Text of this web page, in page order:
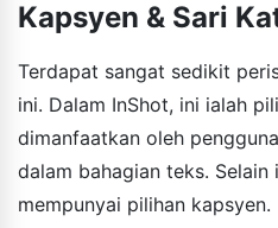
Kapsyen & Sari
Terdapat sangat sedikit
ini. Dalam InShot, ini ialah
dimanfaatkan oleh
dalam bahagian teks. Selain
mempunyai pilihan kapsyen.